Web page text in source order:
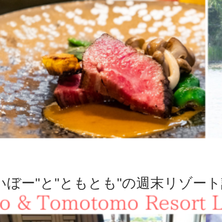
ぼー"と"ともとも"の週末リゾー